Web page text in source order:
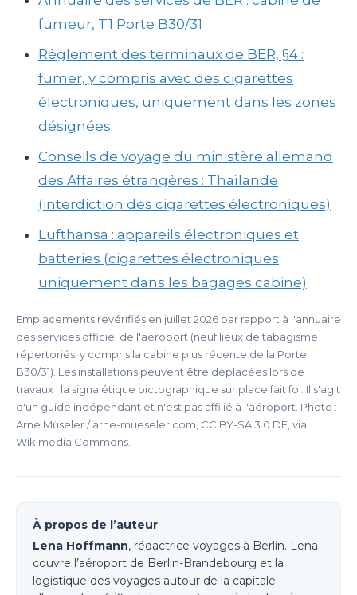
fumeur, T1 Porte B30/31
Règlement des terminaux de BER, §4 :
fumer, y compris avec des cigarettes
électroniques, uniquement dans les zones
désignées
Conseils de voyage du ministère allemand
des Affaires étrangères : Thaïlande
(interdiction des cigarettes électroniques)
Lufthansa : appareils électroniques et
batteries (cigarettes électroniques
uniquement dans les bagages cabine)
Emplacements revérifiés en juillet 2026 par rapport à l'annuaire
des services officiel de l'aéroport (neuf lieux de tabagisme
répertoriés, y compris la cabine plus récente de la Porte
B30/31). Les installations peuvent être déplacées lors de
travaux ; la signalétique pictographique sur place fait foi. Il s'agit
d'un guide indépendant et n'est pas affilié à l'aéroport. Photo :
Arne Müseler / arne-mueseler.com, CC BY-SA 3.0 DE, via
Wikimedia Commons.
À propos de l’auteur
Lena Hoffmann, rédactrice voyages à Berlin. Lena
couvre l’aéroport de Berlin-Brandebourg et la
logistique des voyages autour de la capitale